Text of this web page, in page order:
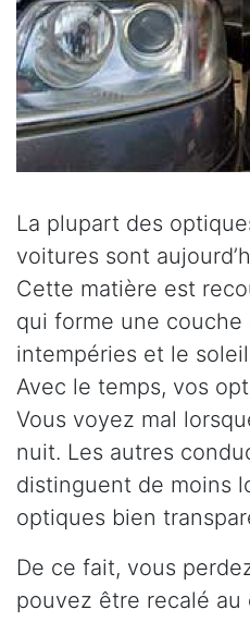
La plupart des
voitures sont
Cette matière est
qui forme une couche
intempéries et le
Avec le temps, vos
Vous voyez mal
nuit. Les autres
distinguent de moins
optiques bien
De ce fait, vous
pouvez être recalé